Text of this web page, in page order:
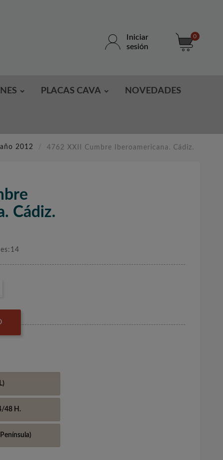
Iniciar
sesión
0
PLACAS CAVA NOVEDADES
2012 4762 XXII Cumbre Iberoamericana. Cádiz.
Cádiz.
48 H.